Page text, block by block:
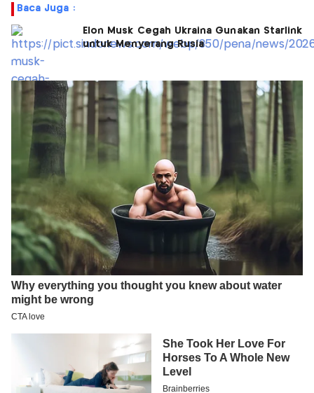
Baca Juga :
Elon Musk Cegah Ukraina Gunakan Starlink
untuk Menyerang Rusia